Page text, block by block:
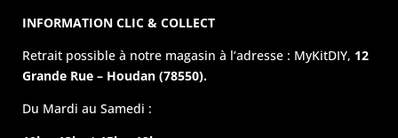
INFORMATION CLIC & COLLECT
Retrait possible à notre magasin à l’adresse : MyKitDIY, 12
Grande Rue – Houdan (78550).
Du Mardi au Samedi :